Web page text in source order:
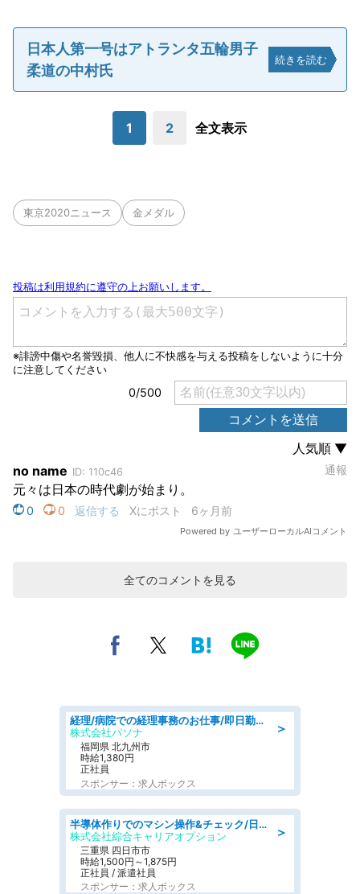
日本人第一号はアトランタ五輪男子
柔道の中村氏
続きを読む
1 2 全文表示
東京2020ニュース 金メダル
全てのコメントを見る
＞
経理/病院での経理事務のお仕事/即日勤務可/車通勤可/経理/一般事務
株式会社パソナ
福岡県 北九州市
時給1,380円
正社員
スポンサー：求人ボックス
＞
半導体作りでのマシン操作&チェック/日払いOK
株式会社綜合キャリアオプション
三重県 四日市市
時給1,500円～1,875円
正社員 / 派遣社員
スポンサー：求人ボックス